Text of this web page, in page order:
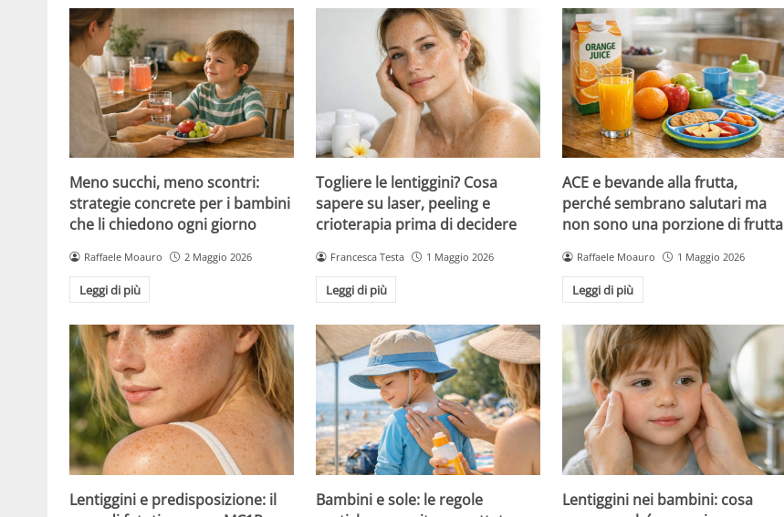
Meno succhi, meno scontri:
strategie concrete per i bambini
che li chiedono ogni giorno
Raffaele Moauro 2 Maggio 2026
Leggi di più
Togliere le lentiggini? Cosa
sapere su laser, peeling e
crioterapia prima di decidere
Francesca Testa 1 Maggio 2026
Leggi di più
ACE e bevande alla frutta,
perché sembrano salutari ma
non sono una porzione di frutta
Raffaele Moauro 1 Maggio 2026
Leggi di più
Lentiggini e predisposizione: il
Bambini e sole: le regole
Lentiggini nei bambini: cosa